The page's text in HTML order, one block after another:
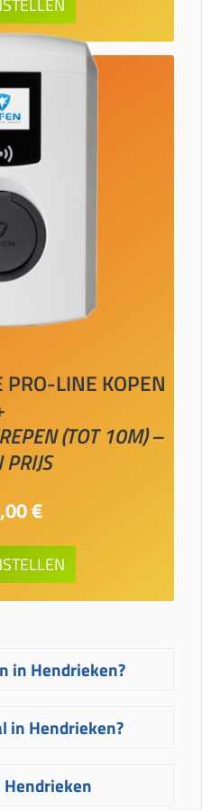
PRO-LINE KOPEN
(TOT 10M) –
€
in Hendrieken?
het
af van uw
de meeste
in Hendrieken?
in
van het gekozen